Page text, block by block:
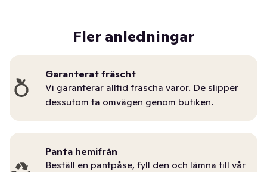
Fler anledningar
Garanterat fräscht
Vi garanterar alltid fräscha varor. De slipper
dessutom ta omvägen genom butiken.
Panta hemifrån
Beställ en pantpåse, fyll den och lämna till vår